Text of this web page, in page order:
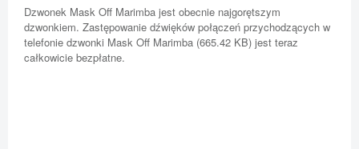
Dzwonek Mask Off Marimba jest obecnie najgorętszym
dzwonkiem. Zastępowanie dźwięków połączeń przychodzących w
telefonie dzwonki Mask Off Marimba (665.42 KB) jest teraz
całkowicie bezpłatne.